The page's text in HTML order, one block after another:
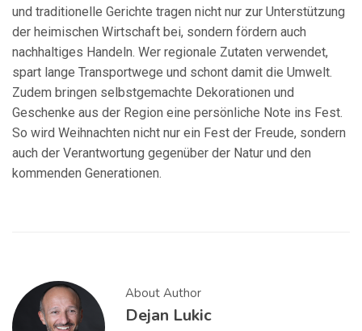
und traditionelle Gerichte tragen nicht nur zur Unterstützung
der heimischen Wirtschaft bei, sondern fördern auch
nachhaltiges Handeln. Wer regionale Zutaten verwendet,
spart lange Transportwege und schont damit die Umwelt.
Zudem bringen selbstgemachte Dekorationen und
Geschenke aus der Region eine persönliche Note ins Fest.
So wird Weihnachten nicht nur ein Fest der Freude, sondern
auch der Verantwortung gegenüber der Natur und den
kommenden Generationen.
About Author
Dejan Lukic